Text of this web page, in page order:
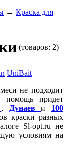
→ Краска для
(товаров: 2)
UniBait
не подходит
помощь придет
, Дунаеви 100
краски разных
Sl-opt.ru не
условиям на